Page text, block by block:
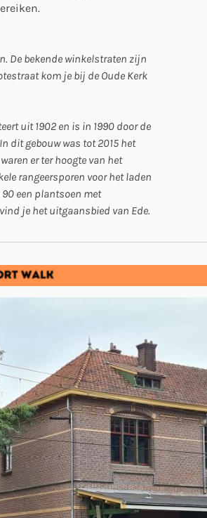
De bekende winkelstraten zijn
kom je bij de Oude Kerk
uit 1902 en is in 1990 door de
dit gebouw was tot 2015 het
er ter hoogte van het
rangeersporen voor het laden
90 een plantsoen met
je het uitgaansbied van Ede.